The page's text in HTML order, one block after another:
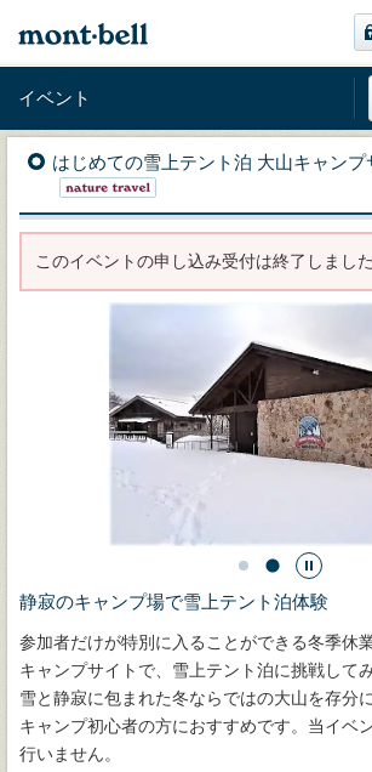
イベント
はじめての雪上テント泊 大山キャンプ
このイベントの申し込み受付は終了しました
静寂のキャンプ場で雪上テント泊体験
参加者だけが特別に入ることができる冬季休
キャンプサイトで、雪上テント泊に挑戦して
雪と静寂に包まれた冬ならではの大山を存分
キャンプ初心者の方におすすめです。 当イベ
行いません。